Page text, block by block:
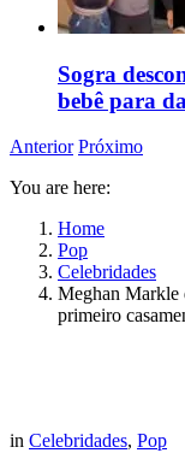
Sogra
bebê para
Anterior Próximo
You are here:
Home
Pop
Celebridades
Meghan Markle
primeiro
in Celebridades, Pop